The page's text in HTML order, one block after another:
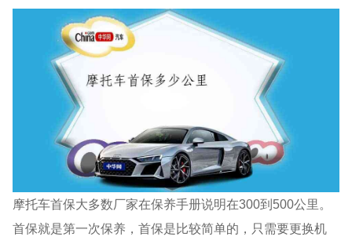
摩托车首保大多数厂家在保养手册说明在300到500公里。
首保就是第一次保养，首保是比较简单的，只需要更换机